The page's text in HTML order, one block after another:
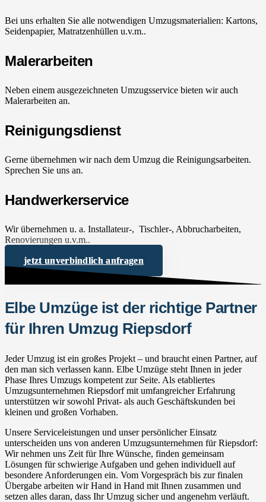
Bei uns erhalten Sie alle notwendigen Umzugsmaterialien: Kartons,
Seidenpapier, Matratzenhüllen u.v.m..
Malerarbeiten
Neben einem ausgezeichneten Umzugsservice bieten wir auch
Malerarbeiten an.
Reinigungsdienst
Gerne übernehmen wir nach dem Umzug die Reinigungsarbeiten.
Sprechen Sie uns an.
Handwerkerservice
Wir übernehmen u. a. Installateur-, Tischler-, Abbrucharbeiten,
Renovierungen u.v.m..
jetzt unverbindlich anfragen
Elbe Umzüge ist der richtige Partner
für Ihren Umzug Riepsdorf
Jeder Umzug ist ein großes Projekt – und braucht einen Partner, auf
den man sich verlassen kann. Elbe Umzüge steht Ihnen in jeder
Phase Ihres Umzugs kompetent zur Seite. Als etabliertes
Umzugsunternehmen Riepsdorf mit umfangreicher Erfahrung
unterstützen wir sowohl Privat- als auch Geschäftskunden bei
kleinen und großen Vorhaben.
Unsere Serviceleistungen und unser persönlicher Einsatz
unterscheiden uns von anderen Umzugsunternehmen für Riepsdorf:
Wir nehmen uns Zeit für Ihre Wünsche, finden gemeinsam
Lösungen für schwierige Aufgaben und gehen individuell auf
besondere Anforderungen ein. Vom Vorgespräch bis zur finalen
Übergabe arbeiten wir Hand in Hand mit Ihnen zusammen und
setzen alles daran, dass Ihr Umzug sicher und angenehm verläuft.